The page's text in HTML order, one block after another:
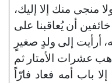
منجى منك إلا إليك،
أن يُعاقبنا على
أرأيت إلى ولدٍ صغيرٍ
عشرات الأمتار ثم
باب أمه فعاد فارّاً